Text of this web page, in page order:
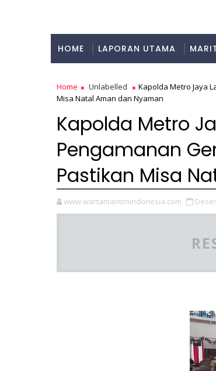
HOME LAPORAN UTAMA
Home Unlabelled
Kapolda Metro Jaya
Misa Natal Aman dan Nyaman
Kapolda Metro
Pengamanan
Pastikan Misa
www.wartamaritimindonesia.com